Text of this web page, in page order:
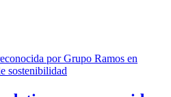
por Grupo Ramos en
sostenibilidad